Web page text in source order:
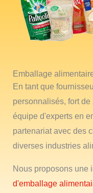
Emballage
En tant que
personnalisés, fort
équipe d'experts en
partenariat avec des
diverses industries
Nous proposons une
d'emballage